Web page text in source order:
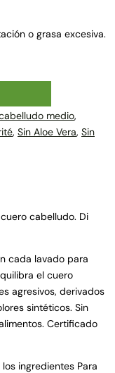
o grasa excesiva.
medio,
, Sin Aloe Vera, Sin
cabelludo. Di
cada lavado para
el cuero
agresivos, derivados
sintéticos. Sin
Certificado
ingredientes Para